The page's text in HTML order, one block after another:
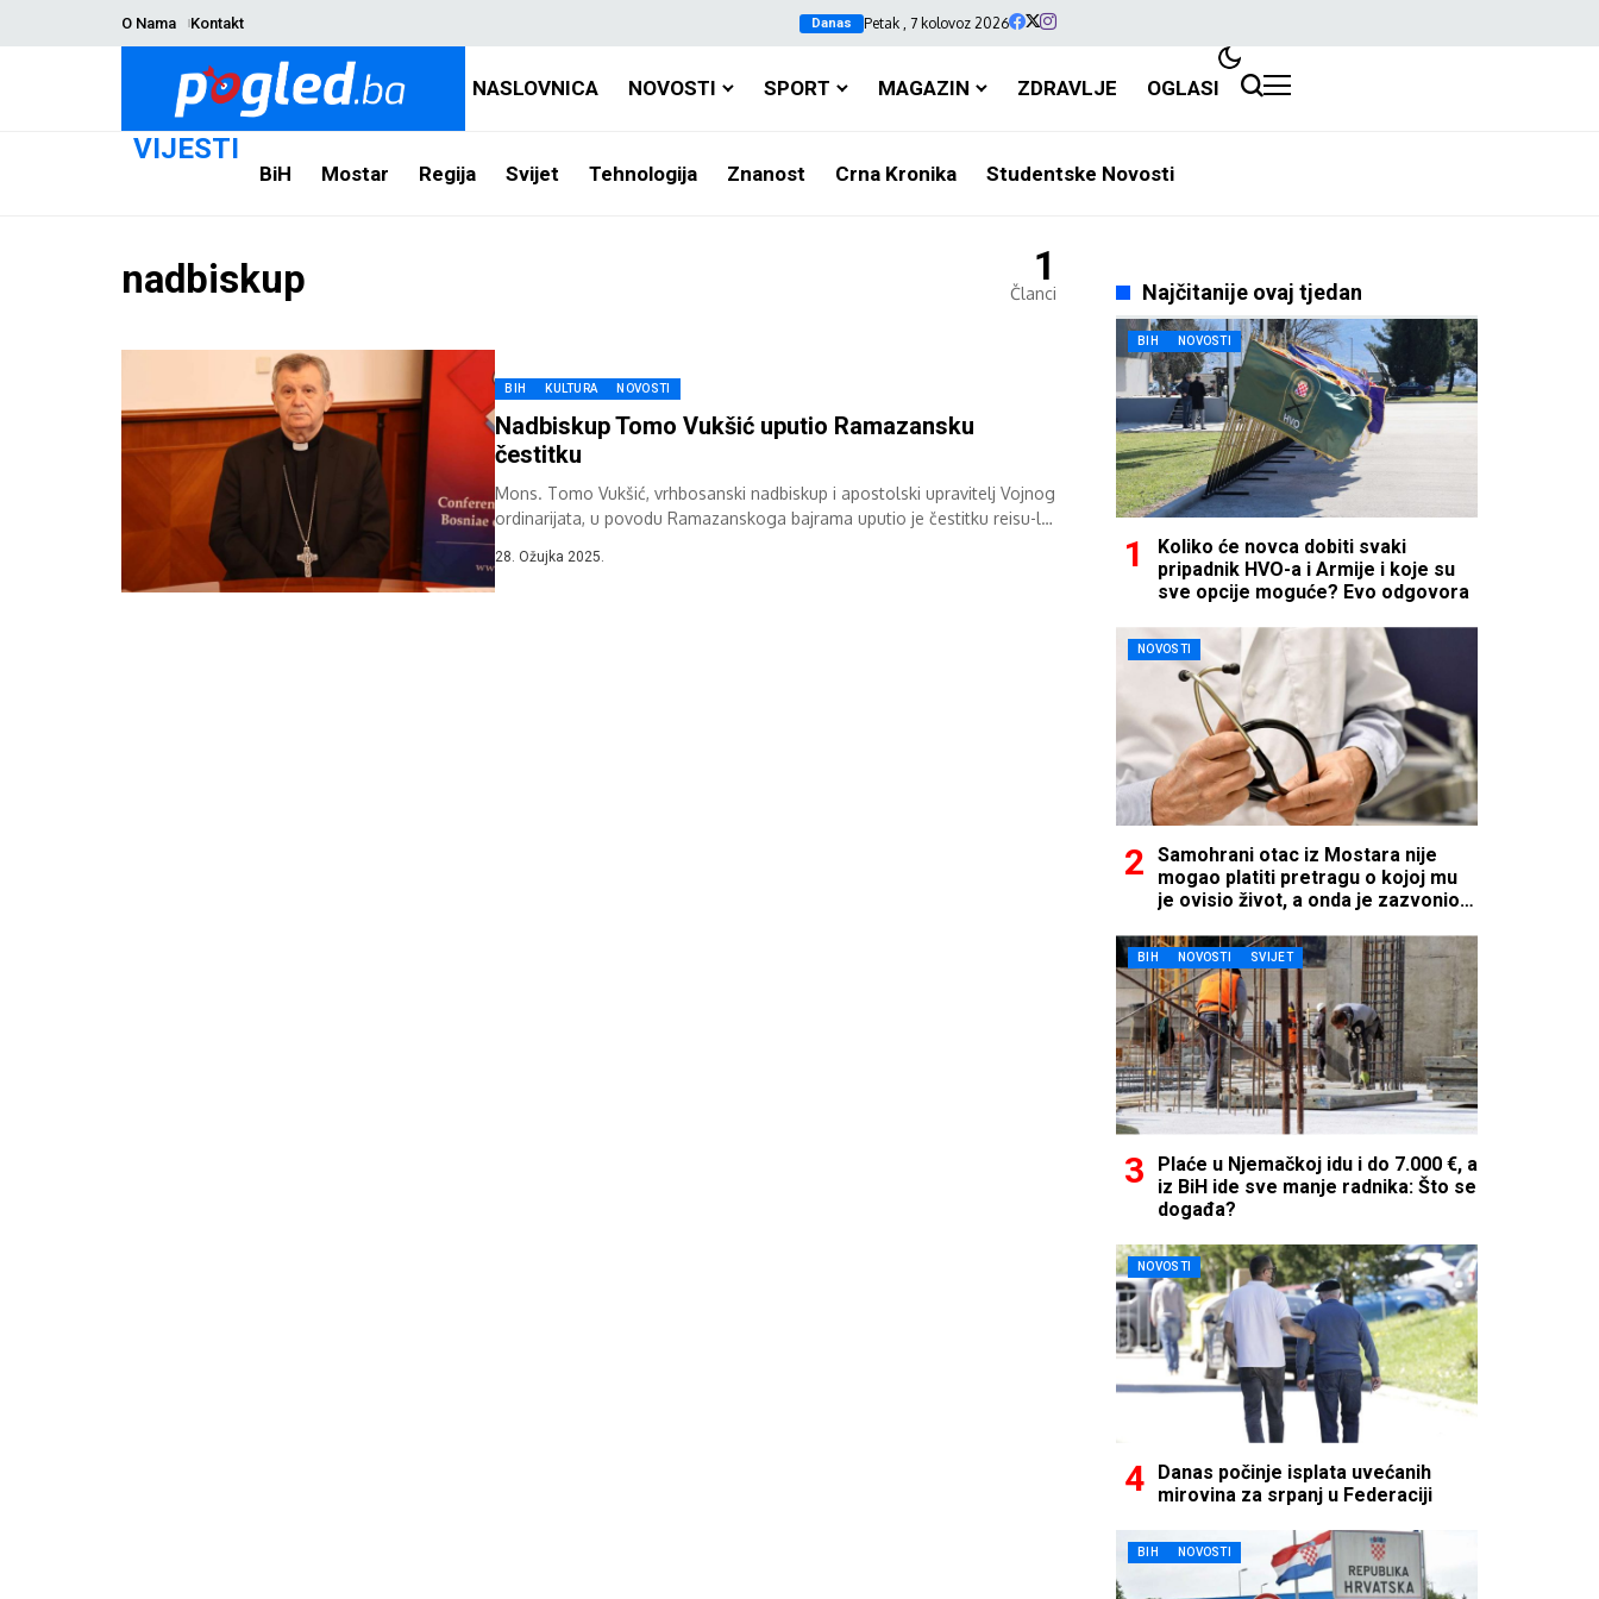
O Nama Kontakt Danas Petak , 7 kolovoz 2026
NASLOVNICA NOVOSTI SPORT MAGAZIN ZDRAVLJE OGLASI
VIJESTI
BiH Mostar Regija Svijet Tehnologija Znanost Crna Kronika Studentske Novosti
nadbiskup 1
Članci
BIH KULTURA NOVOSTI
Nadbiskup Tomo Vukšić uputio Ramazansku
čestitku
Mons. Tomo Vukšić, vrhbosanski nadbiskup i apostolski upravitelj Vojnog
ordinarijata, u povodu Ramazanskoga bajrama uputio je čestitku reisu-l-
28. Ožujka 2025.
Najčitanije ovaj tjedan
BIH NOVOSTI
Koliko će novca dobiti svaki
pripadnik HVO-a i Armije i koje su
sve opcije moguće? Evo odgovora
NOVOSTI
Samohrani otac iz Mostara nije
mogao platiti pretragu o kojoj mu
je ovisio život, a onda je zazvonio
BIH NOVOSTI SVIJET
Plaće u Njemačkoj idu i do 7.000 €, a
iz BiH ide sve manje radnika: Što se
događa?
NOVOSTI
Danas počinje isplata uvećanih
mirovina za srpanj u Federaciji
BIH NOVOSTI